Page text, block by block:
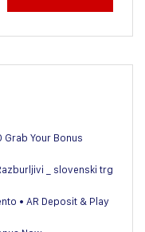
Grab Your Bonus
_ slovenski trg
• AR Deposit & Play